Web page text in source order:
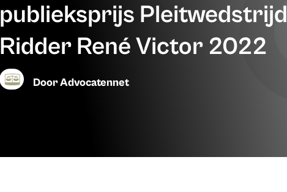
publieksprijs Pleitwedstrijd
Ridder René Victor 2022
DoorAdvocatennet